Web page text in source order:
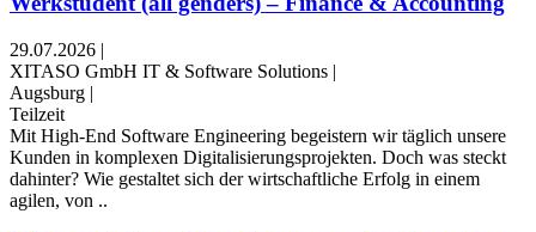
29.07.2026 |
XITASO GmbH IT & Software Solutions |
Augsburg |
Teilzeit
Mit High-End Software Engineering begeistern wir täglich unsere
Kunden in komplexen Digitalisierungsprojekten. Doch was steckt
dahinter? Wie gestaltet sich der wirtschaftliche Erfolg in einem
agilen, von ..